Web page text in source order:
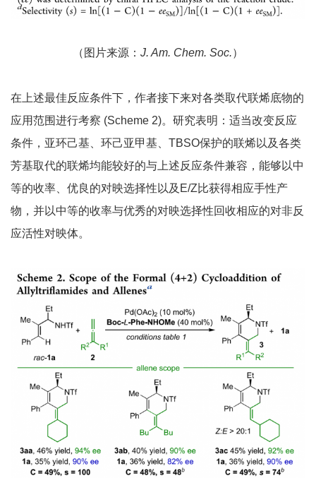
（图片来源： J. Am. Chem. Soc.）
在上述最佳反应条件下，作者接下来对各类取代联烯底物的
应用范围进行考察 (Scheme 2)。研究表明：适当改变反应
条件，亚环己基、环己亚甲基、TBSO保护的联烯以及各类
芳基取代的联烯均能较好的与上述反应条件兼容，能够以中
等的收率、优良的对映选择性以及E/Z比获得相应手性产
物，并以中等的收率与优秀的对映选择性回收相应的对非反
应活性对映体。